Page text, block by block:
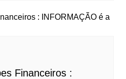
Financeiros :